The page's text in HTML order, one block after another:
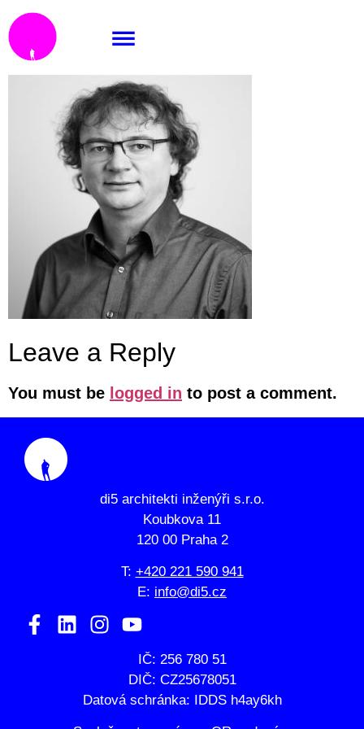
Di5 // business.
Leave a Reply
You must be logged in to post a comment.
di5 architekti inženýři s.r.o.
Koubkova 11
120 00 Praha 2
T: +420 221 590 941
E: info@di5.cz
IČ: 256 780 51
DIČ: CZ25678051
Datová schránka: IDDS h4ay6kh